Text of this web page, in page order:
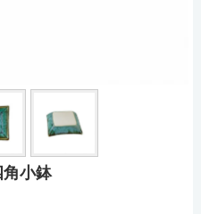
小鉢